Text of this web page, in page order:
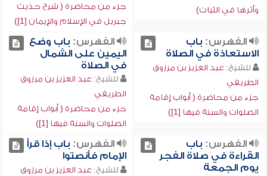
وأثرها في الثبات)
جزء من محاضرة ( شرح حديث
جبريل في الإسلام والإيمان [1])
الفهرس: باب
الاستعاذة في الصلاة
للشيخ: عبد العزيز بن مرزوق
الطريفي
جزء من محاضرة ( أبواب إقامة
الصلوات والسنة فيها [1])
الفهرس: باب وضع
اليمين على الشمال
في الصلاة
للشيخ: عبد العزيز بن مرزوق
الطريفي
جزء من محاضرة ( أبواب إقامة
الصلوات والسنة فيها [1])
الفهرس: باب
القراءة في صلاة الفجر
يوم الجمعة
الفهرس: باب إذا قرأ
الإمام فأنصتوا
للشيخ: عبد العزيز بن مرزوق